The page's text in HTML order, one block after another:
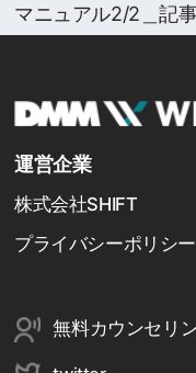
マニュアル2/2＿記
運営企業
株式会社SHIFT
プライバシーポリシー
無料カウンセリ